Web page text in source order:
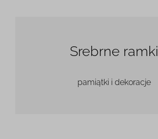
Srebrne ramki
pamiątki i dekoracje